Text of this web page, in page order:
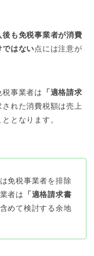
も免税事業者が消費
ではない点には注意が
事業者は
「適格請求
れた消費税額は売上
となります。
免税事業者を排除
者は
「適格請求書
めて検討する余地